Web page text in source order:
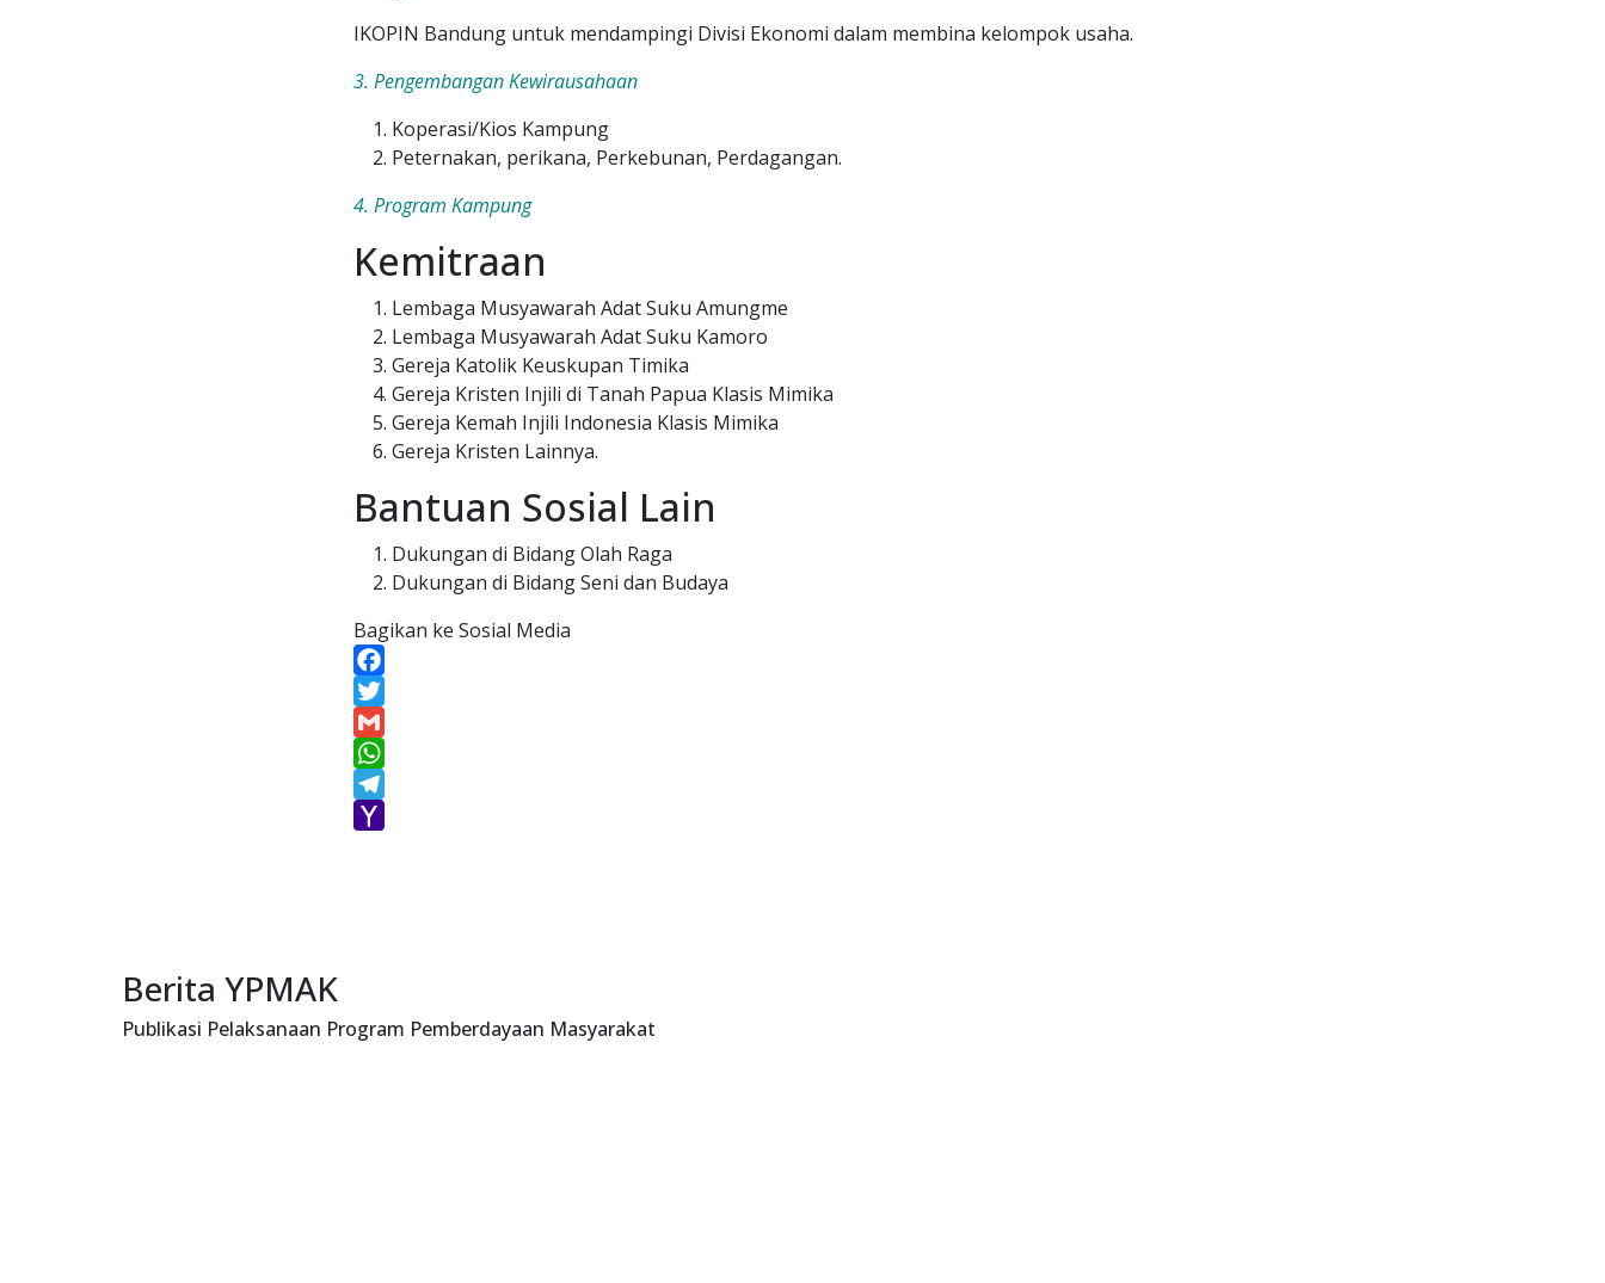
IKOPIN Bandung untuk mendampingi Divisi Ekonomi dalam membina kelompok usaha.
3. Pengembangan Kewirausahaan
Koperasi/Kios Kampung
Peternakan, perikana, Perkebunan, Perdagangan.
4. Program Kampung
Kemitraan
Lembaga Musyawarah Adat Suku Amungme
Lembaga Musyawarah Adat Suku Kamoro
Gereja Katolik Keuskupan Timika
Gereja Kristen Injili di Tanah Papua Klasis Mimika
Gereja Kemah Injili Indonesia Klasis Mimika
Gereja Kristen Lainnya.
Bantuan Sosial Lain
Dukungan di Bidang Olah Raga
Dukungan di Bidang Seni dan Budaya
Bagikan ke Sosial Media
Facebook
Twitter
Gmail
WhatsApp
Telegram
Berita YPMAK
Publikasi Pelaksanaan Program Pemberdayaan Masyarakat